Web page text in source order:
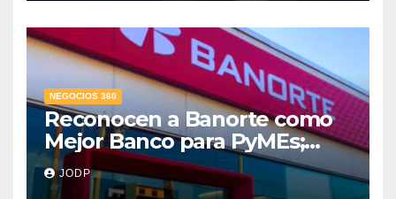
NEGOCIOS 360
Reconocen a Banorte como
Mejor Banco para PyMEs;
supera 14% del mercado
crediticio
JODP